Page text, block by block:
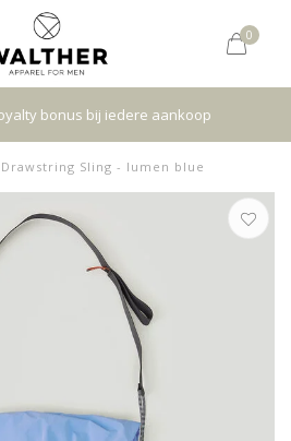
0
aankoop
Sling - lumen blue